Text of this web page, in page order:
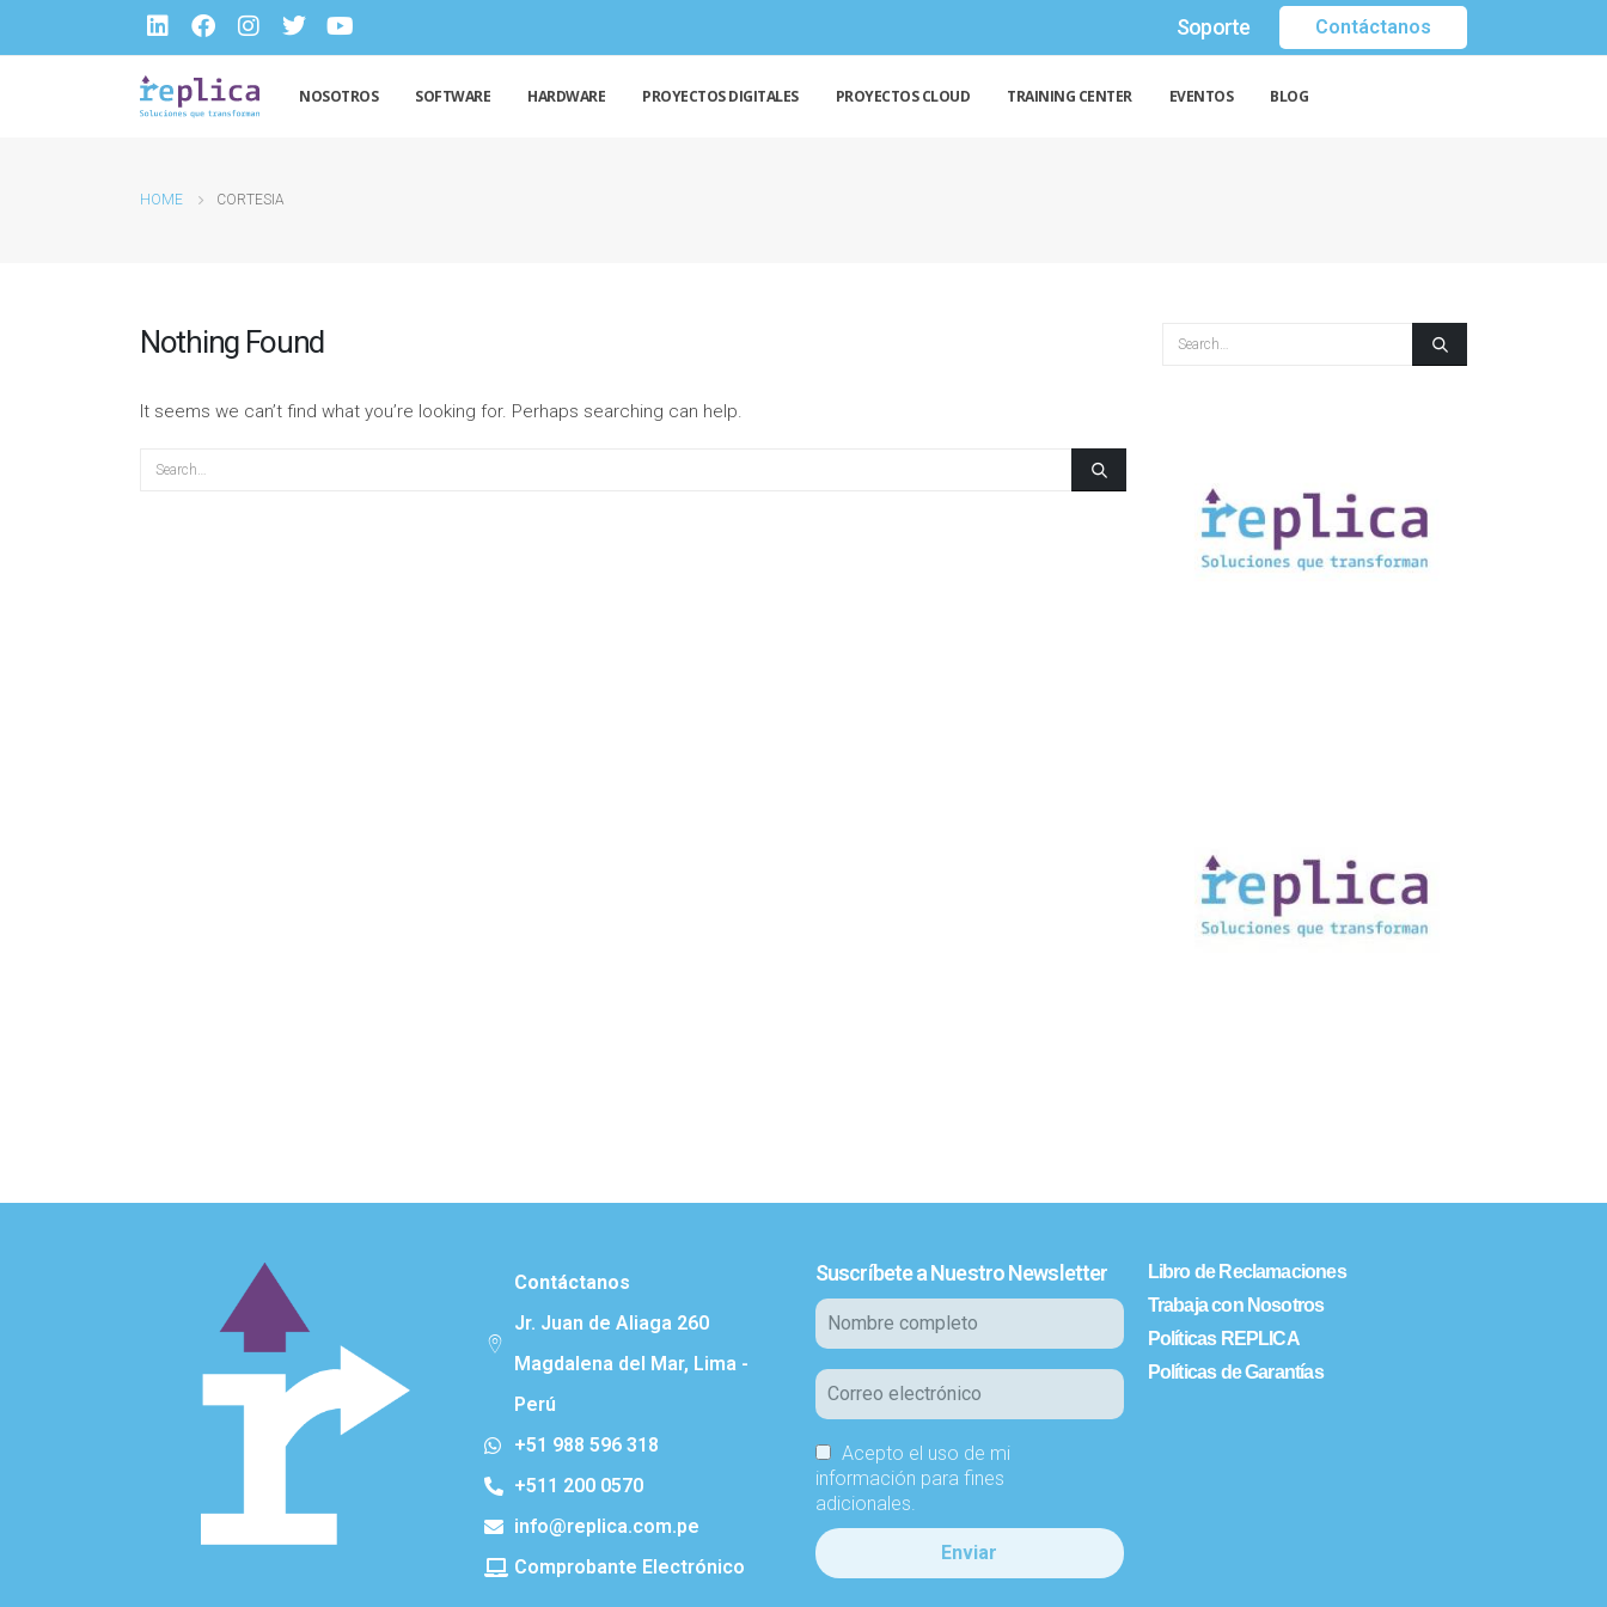
Soporte Contáctanos
NOSOTROS SOFTWARE HARDWARE PROYECTOS DIGITALES PROYECTOS CLOUD TRAINING CENTER EVENTOS BLOG
HOME CORTESIA
Nothing Found
It seems we can’t find what you’re looking for. Perhaps searching can help.
Contáctanos
Jr. Juan de Aliaga 260
Magdalena del Mar, Lima -
Perú
+51 988 596 318
+511 200 0570
info@replica.com.pe
Comprobante Electrónico
Suscríbete a Nuestro Newsletter
Acepto el uso de mi
información para fines
adicionales.
Libro de Reclamaciones
Trabaja con Nosotros
Políticas REPLICA
Políticas de Garantías